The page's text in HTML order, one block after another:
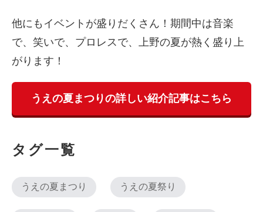
他にもイベントが盛りだくさん！期間中は音楽
で、笑いで、プロレスで、上野の夏が熱く盛り上
がります！
うえの夏まつりの詳しい紹介記事はこちら
タグ一覧
うえの夏まつり うえの夏祭り